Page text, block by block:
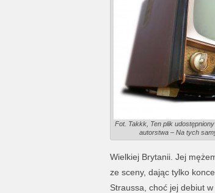
Fot. Takkk, Ten plik
autorstwa – Na tych
Wielkiej Brytanii. Jej
ze sceny, dając tylko
Straussa, choć jej debiut w